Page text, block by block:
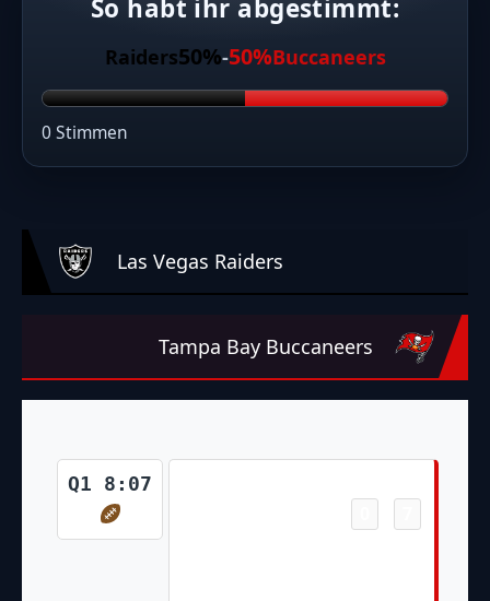
So habt ihr abgestimmt:
Raiders50%-50%Buccaneers
0 Stimmen
Las Vegas Raiders
Tampa Bay Buccaneers
Q1 8:07